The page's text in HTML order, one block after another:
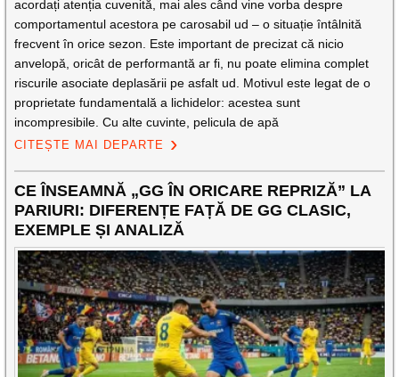
acordați atenția cuvenită, mai ales când vine vorba despre
comportamentul acestora pe carosabil ud – o situație întâlnită
frecvent în orice sezon. Este important de precizat că nicio
anvelopă, oricât de performantă ar fi, nu poate elimina complet
riscurile asociate deplasării pe asfalt ud. Motivul este legat de o
proprietate fundamentală a lichidelor: acestea sunt
incompresibile. Cu alte cuvinte, pelicula de apă
CITEȘTE MAI DEPARTE
CE ÎNSEAMNĂ „GG ÎN ORICARE REPRIZĂ” LA
PARIURI: DIFERENȚE FAȚĂ DE GG CLASIC,
EXEMPLE ȘI ANALIZĂ